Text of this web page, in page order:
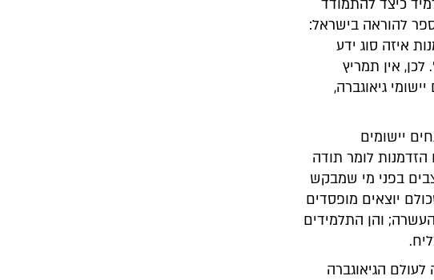
כיצד להתמודד
להוראה בישראל:
איזה סוג ידע
אין תמריץ
גיאוגברה,
יישומים
לומר תודה
בפני מי שמבקש
יוצאים מופסדים
והן התלמידים
הגיאוגברה